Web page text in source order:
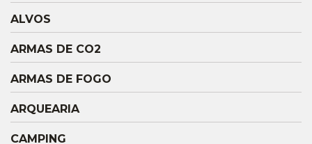
ALVOS
ARMAS DE CO2
ARMAS DE FOGO
ARQUEARIA
CAMPING